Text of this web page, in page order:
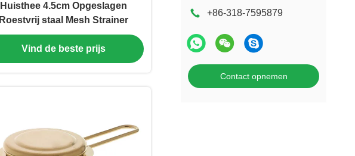
+86-318-7595879
Contact opnemen
Huisthee 4.5cm Opgeslagen
Roestvrij staal Mesh Strainer
Vind de beste prijs